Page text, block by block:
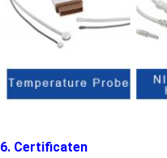
6. Certificaten